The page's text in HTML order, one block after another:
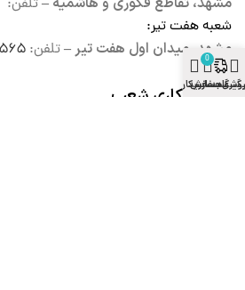
تلفن:
شعبه هفت تیر:
مشهد، میدان اول هفت تیر –تلفن:
ساعات کاری شعب
سفارش
0
سبد خرید
حساب کاربری